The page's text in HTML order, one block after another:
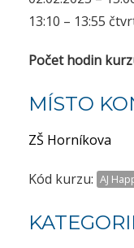
13:10 – 13:55
Počet hodin
MÍSTO
ZŠ Horníkova
Kód kurzu: AJ